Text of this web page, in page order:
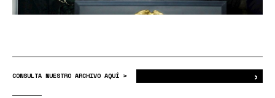
CONSULTA NUESTRO ARCHIVO AQUÍ > ›